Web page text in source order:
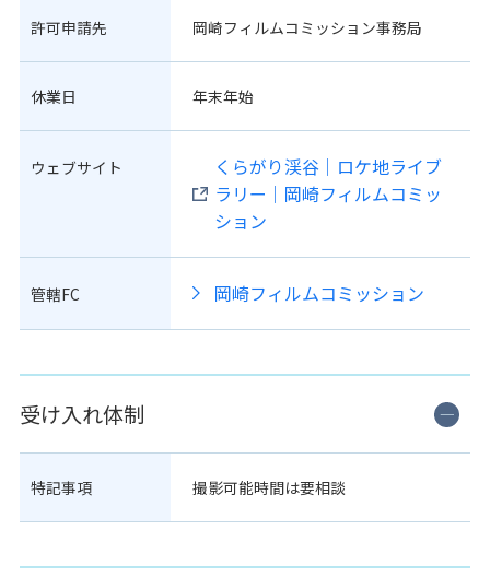
許可申請先 岡崎フィルムコミッション事務局
休業日 年末年始
ウェブサイト
くらがり渓谷｜ロケ地ライブ
ラリー｜岡崎フィルムコミッ
ション
管轄FC 岡崎フィルムコミッション
受け入れ体制
特記事項 撮影可能時間は要相談